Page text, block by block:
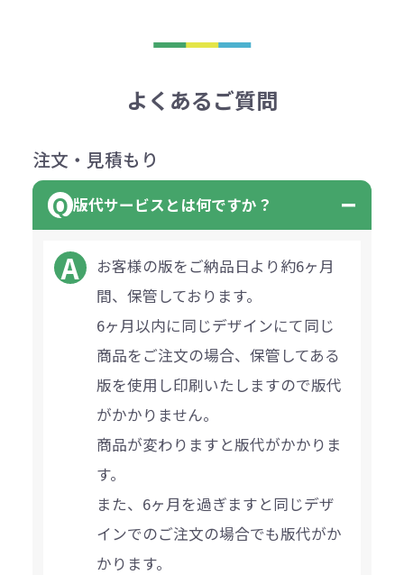
よくあるご質問
注文・見積もり
版代サービスとは何ですか？
お客様の版をご納品日より約6ヶ月
間、保管しております。
6ヶ月以内に同じデザインにて同じ
商品をご注文の場合、保管してある
版を使用し印刷いたしますので版代
がかかりません。
商品が変わりますと版代がかかりま
す。
また、6ヶ月を過ぎますと同じデザ
インでのご注文の場合でも版代がか
かります。